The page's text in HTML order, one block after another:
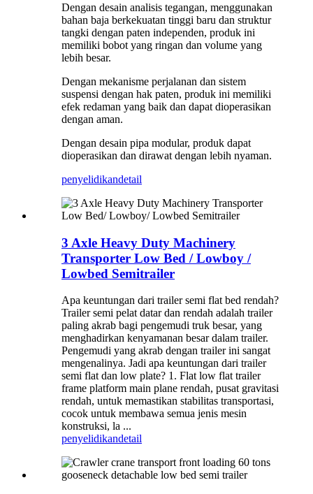
Dengan desain analisis tegangan, menggunakan
bahan baja berkekuatan tinggi baru dan struktur
tangki dengan paten independen, produk ini
memiliki bobot yang ringan dan volume yang
lebih besar.
Dengan mekanisme perjalanan dan sistem
suspensi dengan hak paten, produk ini memiliki
efek redaman yang baik dan dapat dioperasikan
dengan aman.
Dengan desain pipa modular, produk dapat
dioperasikan dan dirawat dengan lebih nyaman.
penyelidikandetail
3 Axle Heavy Duty Machinery
Transporter Low Bed / Lowboy /
Lowbed Semitrailer
Apa keuntungan dari trailer semi flat bed rendah?
Trailer semi pelat datar dan rendah adalah trailer
paling akrab bagi pengemudi truk besar, yang
menghadirkan kenyamanan besar dalam trailer.
Pengemudi yang akrab dengan trailer ini sangat
mengenalinya. Jadi apa keuntungan dari trailer
semi flat dan low plate? 1. Flat low flat trailer
frame platform main plane rendah, pusat gravitasi
rendah, untuk memastikan stabilitas transportasi,
cocok untuk membawa semua jenis mesin
konstruksi, la ...
penyelidikandetail